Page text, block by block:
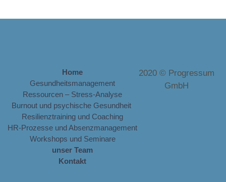
Home
Gesundheitsmanagement
Ressourcen – Stress-Analyse
Burnout und psychische Gesundheit
Resilienztraining und Coaching
HR-Prozesse und Absenzmanagement
Workshops und Seminare
unser Team
Kontakt
2020 © Progressum
GmbH